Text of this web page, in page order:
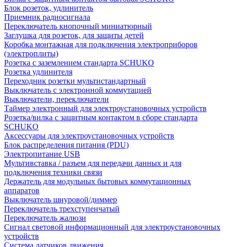
Блок розеток, удлинитель
Приемник радиосигнала
Переключатель кнопочный миниатюрный
Заглушка для розеток, для защиты детей
Коробка монтажная для подключения электроприборов
(электроплиты)
Розетка с заземлением стандарта SCHUKO
Розетка удлинителя
Переходник розетки мультистандартный
Выключатель с электронной коммутацией
Выключатели, переключатели
Таймер электронный для электроустановочных устройств
Розетка/вилка с защитным контактом в сборе стандарта
SCHUKO
Аксессуары для электроустановочных устройств
Блок распределения питания (PDU)
Электропитание USB
Мультивставка / разъем для передачи данных и для
подключения техники связи
Держатель для модульных бытовых коммутационных
аппаратов
Выключатель шнуровой/диммер
Переключатель трехступенчатый
Переключатель жалюзи
Сигнал световой информационный для электроустановочных
устройств
Система датчиков движения